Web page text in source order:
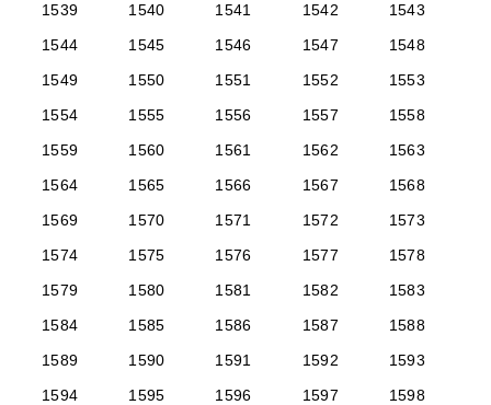
1539
1540 1541 1542
1543
1544
1545 1546 1547
1548
1549
1550 1551 1552
1553
1554
1555 1556 1557
1558
1559
1560 1561 1562
1563
1564
1565 1566 1567
1568
1569
1570 1571 1572
1573
1574
1575 1576 1577
1578
1579
1580 1581 1582
1583
1584
1585 1586 1587
1588
1589
1590 1591 1592
1593
1594
1595 1596 1597
1598